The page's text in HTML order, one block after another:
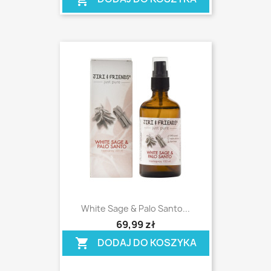
White Sage & Palo Santo...
69,99 zł
shopping_cart DODAJ DO KOSZYKA